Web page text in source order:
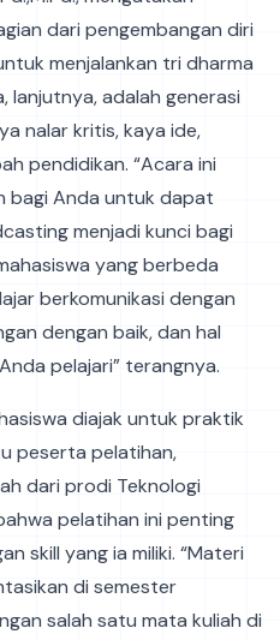
dari pengembangan diri
menjalankan tri dharma
lanjutnya, adalah generasi
nalar kritis, kaya ide,
pendidikan. “Acara ini
bagi Anda untuk dapat
menjadi kunci bagi
yang berbeda
berkomunikasi dengan
dengan baik, dan hal
pelajari” terangnya.
diajak untuk praktik
peserta pelatihan,
dari prodi Teknologi
pelatihan ini penting
skill yang ia miliki. “Materi
di semester
salah satu mata kuliah di